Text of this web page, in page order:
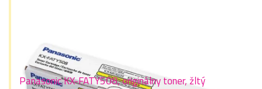
Panasonic KX-FATY508, originálny toner, žltý